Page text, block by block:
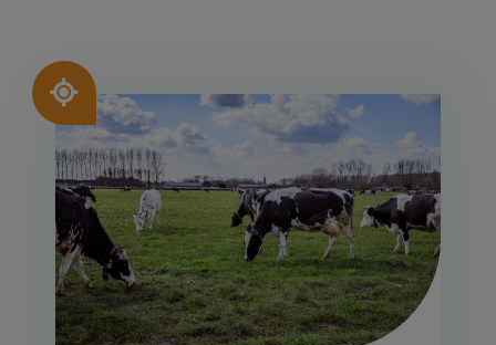
Afbeelding